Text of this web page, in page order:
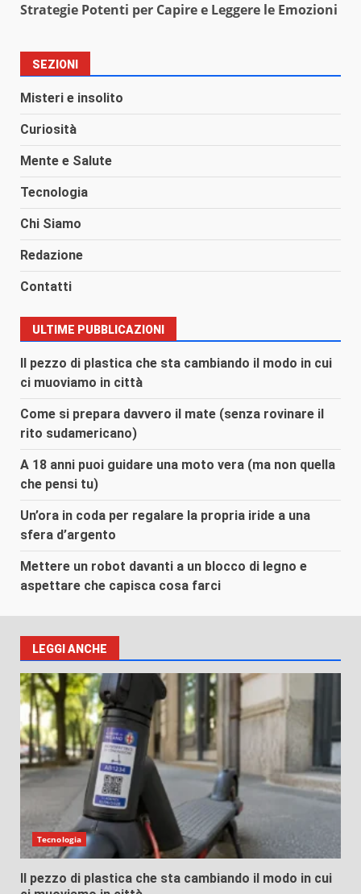
Strategie Potenti per Capire e Leggere le Emozioni
SEZIONI
Misteri e insolito
Curiosità
Mente e Salute
Tecnologia
Chi Siamo
Redazione
Contatti
ULTIME PUBBLICAZIONI
Il pezzo di plastica che sta cambiando il modo in cui
ci muoviamo in città
Come si prepara davvero il mate (senza rovinare il
rito sudamericano)
A 18 anni puoi guidare una moto vera (ma non quella
che pensi tu)
Un’ora in coda per regalare la propria iride a una
sfera d’argento
Mettere un robot davanti a un blocco di legno e
aspettare che capisca cosa farci
LEGGI ANCHE
Tecnologia
Il pezzo di plastica che sta cambiando il modo in cui